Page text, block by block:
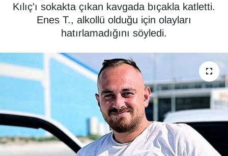
Kılıç'ı sokakta çıkan kavgada bıçakla katletti.
Enes T., alkollü olduğu için olayları
hatırlamadığını söyledi.